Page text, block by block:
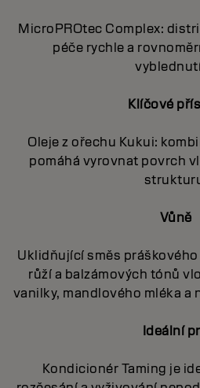
MicroPROtec Complex:
péče rychle a
Klíčové
Oleje z ořechu Kukui:
pomáhá vyrovnat povrch
Vůně
Uklidňující směs
růží a balzámových tónů
vanilky, mandlového mléka a
Ideální
Kondicionér Taming je